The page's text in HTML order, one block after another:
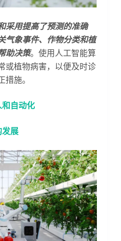
采用提高了预测的准确
气象事件、作物分类和植
助决策。使用人工智能算
或植物病害，以便及时诊
施。
自动化
发展